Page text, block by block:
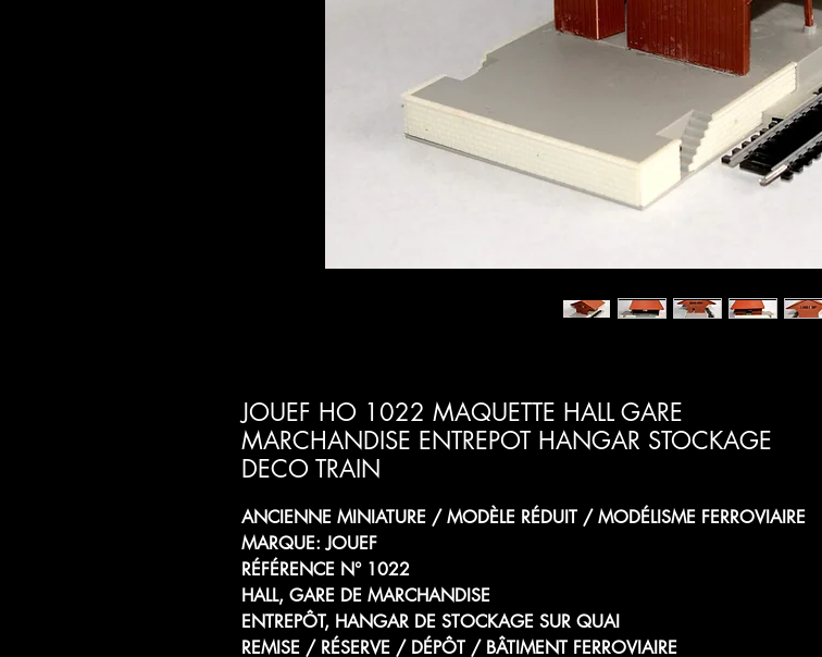
JOUEF HO 1022 MAQUETTE HALL GARE
MARCHANDISE ENTREPOT HANGAR STOCKAGE
DECO TRAIN
ANCIENNE MINIATURE / MODÈLE RÉDUIT / MODÉLISME FERROVIAIRE
MARQUE: JOUEF
RÉFÉRENCE N° 1022
HALL, GARE DE MARCHANDISE
ENTREPÔT, HANGAR DE STOCKAGE SUR QUAI
REMISE / RÉSERVE / DÉPÔT / BÂTIMENT FERROVIAIRE